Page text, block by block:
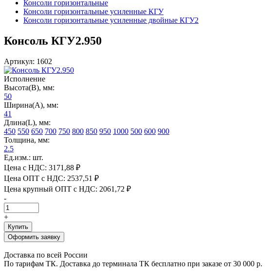
Консоли горизонтальные
Консоли горизонтальные усиленные КГУ
Консоли горизонтальные усиленные двойные КГУ2
Консоль КГУ2.950
Артикул: 1602
Исполнение
Высота(В), мм:
50
Ширина(А), мм:
41
Длина(L), мм:
450 550 650 700 750 800 850 950 1000 500 600 900
Толщина, мм:
2.5
Ед.изм.: шт.
Цена с НДС: 3171,88 ₽
Цена ОПТ с НДС: 2537,51 ₽
Цена крупный ОПТ с НДС: 2061,72 ₽
-
+
Купить
Оформить заявку
Доставка по всей России
По тарифам ТК. Доставка до терминала ТК бесплатно при заказе от 30 000 р.